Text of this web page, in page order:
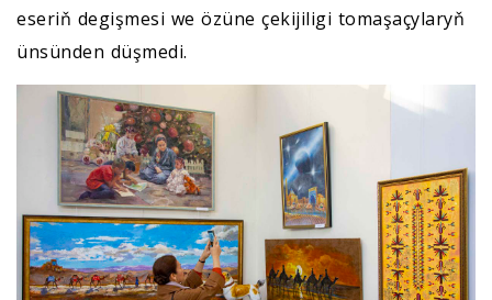
eseriň degişmesi we özüne çekijiligi tomaşaçylaryň
ünsünden düşmedi.